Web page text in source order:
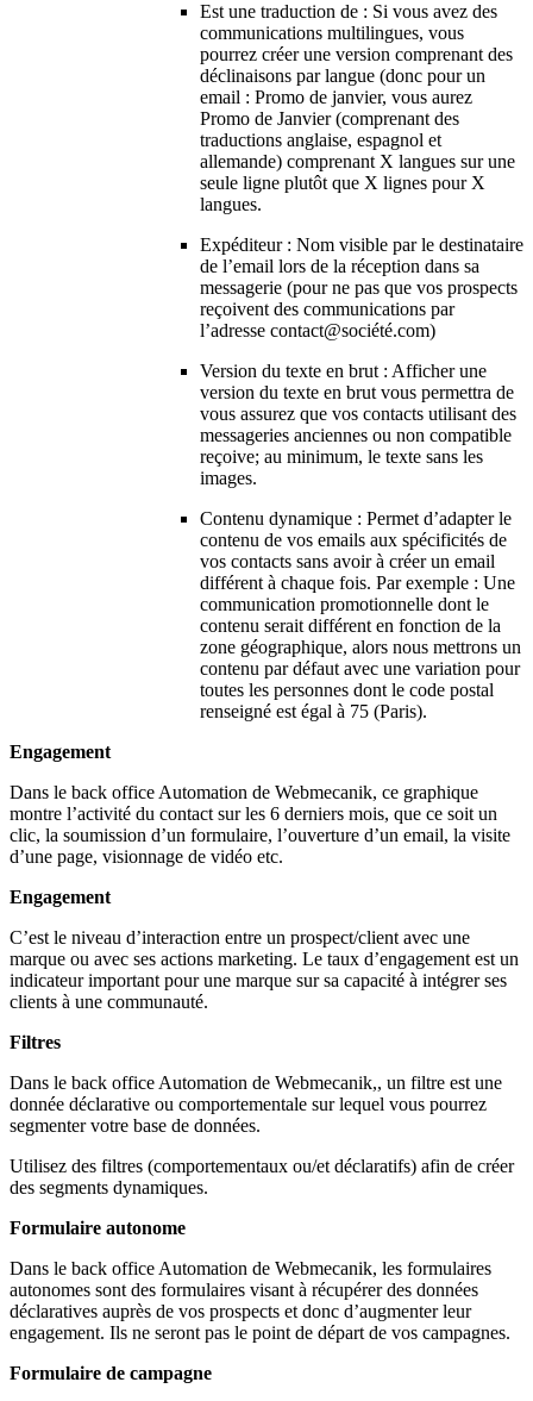
Est une traduction de : Si vous avez des
communications multilingues, vous
pourrez créer une version comprenant des
déclinaisons par langue (donc pour un
email : Promo de janvier, vous aurez
Promo de Janvier (comprenant des
traductions anglaise, espagnol et
allemande) comprenant X langues sur une
seule ligne plutôt que X lignes pour X
langues.
Expéditeur : Nom visible par le destinataire
de l’email lors de la réception dans sa
messagerie (pour ne pas que vos prospects
reçoivent des communications par
l’adresse contact@société.com)
Version du texte en brut : Afficher une
version du texte en brut vous permettra de
vous assurez que vos contacts utilisant des
messageries anciennes ou non compatible
reçoive; au minimum, le texte sans les
images.
Contenu dynamique : Permet d’adapter le
contenu de vos emails aux spécificités de
vos contacts sans avoir à créer un email
différent à chaque fois. Par exemple : Une
communication promotionnelle dont le
contenu serait différent en fonction de la
zone géographique, alors nous mettrons un
contenu par défaut avec une variation pour
toutes les personnes dont le code postal
renseigné est égal à 75 (Paris).
Engagement
Dans le back office Automation de Webmecanik, ce graphique
montre l’activité du contact sur les 6 derniers mois, que ce soit un
clic, la soumission d’un formulaire, l’ouverture d’un email, la visite
d’une page, visionnage de vidéo etc.
Engagement
C’est le niveau d’interaction entre un prospect/client avec une
marque ou avec ses actions marketing. Le taux d’engagement est un
indicateur important pour une marque sur sa capacité à intégrer ses
clients à une communauté.
Filtres
Dans le back office Automation de Webmecanik,, un filtre est une
donnée déclarative ou comportementale sur lequel vous pourrez
segmenter votre base de données.
Utilisez des filtres (comportementaux ou/et déclaratifs) afin de créer
des segments dynamiques.
Formulaire autonome
Dans le back office Automation de Webmecanik, les formulaires
autonomes sont des formulaires visant à récupérer des données
déclaratives auprès de vos prospects et donc d’augmenter leur
engagement. Ils ne seront pas le point de départ de vos campagnes.
Formulaire de campagne